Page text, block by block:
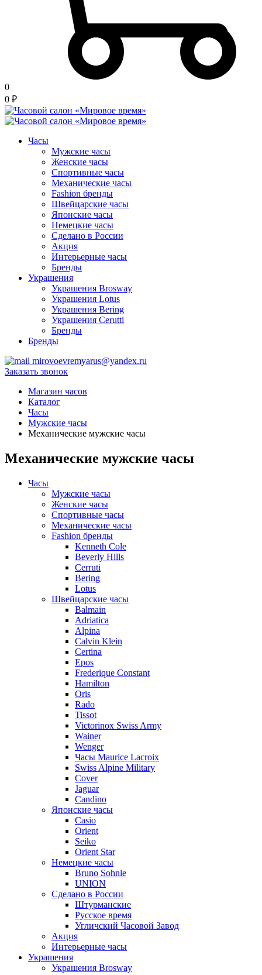
0
0 ₽
Часы
Мужские часы
Женские часы
Спортивные часы
Механические часы
Fashion бренды
Швейцарские часы
Японские часы
Немецкие часы
Сделано в России
Акция
Интерьерные часы
Бренды
Украшения
Украшения Brosway
Украшения Lotus
Украшения Bering
Украшения Cerutti
Бренды
Бренды
mirovoevremyarus@yandex.ru
Заказать звонок
Магазин часов
Каталог
Часы
Мужские часы
Механические мужские часы
Механические мужские часы
Часы
Мужские часы
Женские часы
Спортивные часы
Механические часы
Fashion бренды
Kenneth Cole
Beverly Hills
Cerruti
Bering
Lotus
Швейцарские часы
Balmain
Adriatica
Alpina
Calvin Klein
Certina
Epos
Frederique Constant
Hamilton
Oris
Rado
Tissot
Victorinox Swiss Army
Wainer
Wenger
Часы Maurice Lacroix
Swiss Alpine Military
Cover
Jaguar
Candino
Японские часы
Casio
Orient
Seiko
Orient Star
Немецкие часы
Bruno Sohnle
UNION
Сделано в России
Штурманские
Русское время
Угличский Часовой Завод
Акция
Интерьерные часы
Украшения
Украшения Brosway